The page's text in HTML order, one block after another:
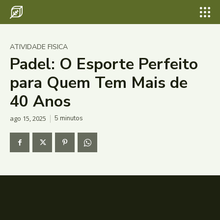
ATIVIDADE FISICA
Padel: O Esporte Perfeito
para Quem Tem Mais de
40 Anos
ago 15, 2025 5 minutos